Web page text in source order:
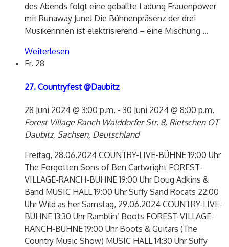
des Abends folgt eine geballte Ladung Frauenpower
mit Runaway June! Die Bühnenpräsenz der drei
Musikerinnen ist elektrisierend – eine Mischung …
Weiterlesen
Fr. 28
27. Countryfest @Daubitz
28 Juni 2024 @ 3:00 p.m. - 30 Juni 2024 @ 8:00 p.m.
Forest Village Ranch Walddorfer Str. 8, Rietschen OT
Daubitz, Sachsen, Deutschland
Freitag, 28.06.2024 COUNTRY-LIVE-BÜHNE 19:00 Uhr
The Forgotten Sons of Ben Cartwright FOREST-
VILLAGE-RANCH-BÜHNE 19:00 Uhr Doug Adkins &
Band MUSIC HALL 19:00 Uhr Suffy Sand Rocats 22:00
Uhr Wild as her Samstag, 29.06.2024 COUNTRY-LIVE-
BÜHNE 13:30 Uhr Ramblin‘ Boots FOREST-VILLAGE-
RANCH-BÜHNE 19:00 Uhr Boots & Guitars (The
Country Music Show) MUSIC HALL 14:30 Uhr Suffy